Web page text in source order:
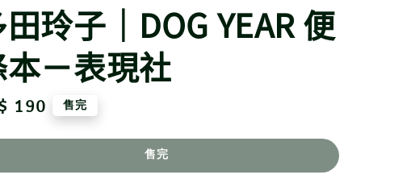
玲子｜DOG YEAR 便
－表現社
190 售完
售完